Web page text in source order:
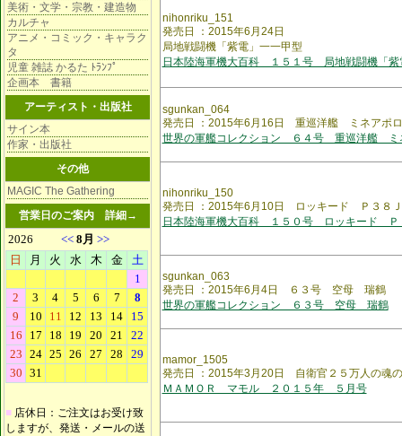
美術・文学・宗教・建造物
カルチャ
アニメ・コミック・キャラク
タ
児童 雑誌 かるた ﾄﾗﾝﾌﾟ
企画本 書籍
アーティスト・出版社
サイン本
作家・出版社
その他
MAGIC The Gathering
営業日のご案内 詳細→
■ 店休日：ご注文はお受け致
しますが、発送・メールの送
nihonriku_151
発売日 ：2015年6月24日
局地戦闘機「紫電」一一甲型
日本陸海軍機大百科 １５１号 局地戦闘機「紫
sgunkan_064
発売日 ：2015年6月16日 重巡洋艦 ミネアポ
世界の軍艦コレクション ６４号 重巡洋艦 ミ
nihonriku_150
発売日 ：2015年6月10日 ロッキード Ｐ３８Ｊ
日本陸海軍機大百科 １５０号 ロッキード Ｐ
sgunkan_063
発売日 ：2015年6月4日 ６３号 空母 瑞鶴
世界の軍艦コレクション ６３号 空母 瑞鶴
mamor_1505
発売日 ：2015年3月20日 自衛官２５万人の魂
ＭＡＭＯＲ マモル ２０１５年 ５月号